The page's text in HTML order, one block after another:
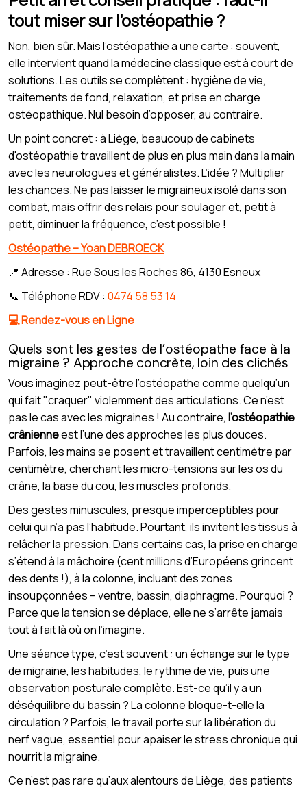
tout miser sur l’ostéopathie ?
Non, bien sûr. Mais l’ostéopathie a une carte : souvent,
elle intervient quand la médecine classique est à court de
solutions. Les outils se complètent : hygiène de vie,
traitements de fond, relaxation, et prise en charge
ostéopathique. Nul besoin d’opposer, au contraire.
Un point concret : à Liège, beaucoup de cabinets
d'ostéopathie travaillent de plus en plus main dans la main
avec les neurologues et généralistes. L’idée ? Multiplier
les chances. Ne pas laisser le migraineux isolé dans son
combat, mais offrir des relais pour soulager et, petit à
petit, diminuer la fréquence, c’est possible !
Ostéopathe – Yoan DEBROECK
📍 Adresse : Rue Sous les Roches 86, 4130 Esneux
📞 Téléphone RDV : 0474 58 53 14
💻 Rendez-vous en Ligne
Quels sont les gestes de l’ostéopathe face à la
migraine ? Approche concrète, loin des clichés
Vous imaginez peut-être l’ostéopathe comme quelqu’un
qui fait "craquer" violemment des articulations. Ce n’est
pas le cas avec les migraines ! Au contraire, l’ostéopathie
crânienneest l’une des approches les plus douces.
Parfois, les mains se posent et travaillent centimètre par
centimètre, cherchant les micro-tensions sur les os du
crâne, la base du cou, les muscles profonds.
Des gestes minuscules, presque imperceptibles pour
celui qui n’a pas l’habitude. Pourtant, ils invitent les tissus à
relâcher la pression. Dans certains cas, la prise en charge
s’étend à la mâchoire (cent millions d’Européens grincent
des dents !), à la colonne, incluant des zones
insoupçonnées – ventre, bassin, diaphragme. Pourquoi ?
Parce que la tension se déplace, elle ne s’arrête jamais
tout à fait là où on l’imagine.
Une séance type, c’est souvent : un échange sur le type
de migraine, les habitudes, le rythme de vie, puis une
observation posturale complète. Est-ce qu’il y a un
déséquilibre du bassin ? La colonne bloque-t-elle la
circulation ? Parfois, le travail porte sur la libération du
nerf vague, essentiel pour apaiser le stress chronique qui
nourrit la migraine.
Ce n’est pas rare qu’aux alentours de Liège, des patients